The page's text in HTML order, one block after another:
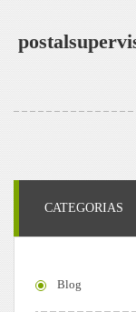
CATEGORIAS
Blog